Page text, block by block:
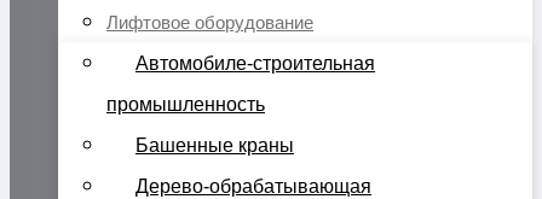
Лифтовое оборудование
Автомобиле-строительная
промышленность
Башенные краны
Дерево-обрабатывающая